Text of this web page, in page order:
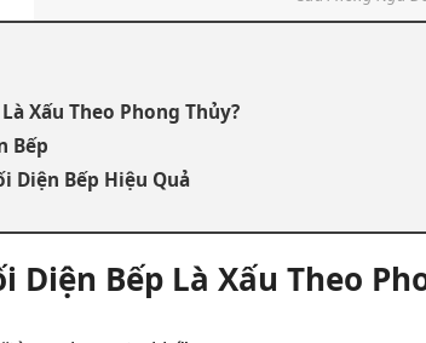
Xấu Theo Phong Thủy?
Bếp
Diện Bếp Hiệu Quả
Diện Bếp Là Xấu Theo